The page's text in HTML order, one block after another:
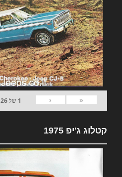
«
‹
1 של26
קטלוג ג'יפ 1975